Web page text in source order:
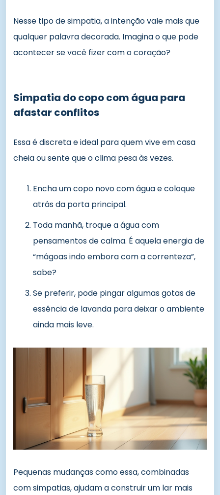
Nesse tipo de simpatia, a intenção vale mais que
qualquer palavra decorada. Imagina o que pode
acontecer se você fizer com o coração?
Simpatia do copo com água para
afastar conflitos
Essa é discreta e ideal para quem vive em casa
cheia ou sente que o clima pesa às vezes.
Encha um copo novo com água e coloque
atrás da porta principal.
Toda manhã, troque a água com
pensamentos de calma. É aquela energia de
“mágoas indo embora com a correnteza”,
sabe?
Se preferir, pode pingar algumas gotas de
essência de lavanda para deixar o ambiente
ainda mais leve.
Pequenas mudanças como essa, combinadas
com simpatias, ajudam a construir um lar mais